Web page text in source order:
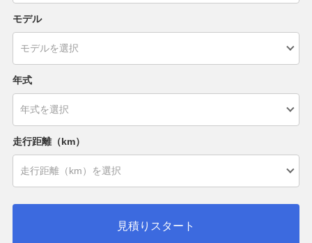
モデル
年式
走行距離（km）
見積りスタート